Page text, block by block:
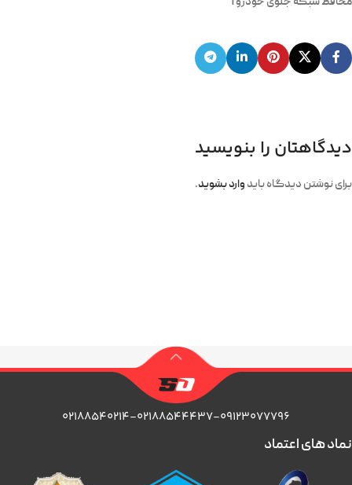
دیدگاهتان را بنویسید
برای نوشتن دیدگاه باید وارد بشوید.
۰۲۱۸۸۵۴۰۲۱۴-۰۲۱۸۸۵۴۴۴۳۷-۰۹۱۲۳۰۷۷۷۹۶
نماد های اعتماد